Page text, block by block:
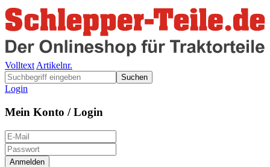
Volltext Artikelnr.
Suchen
Login
Mein Konto / Login